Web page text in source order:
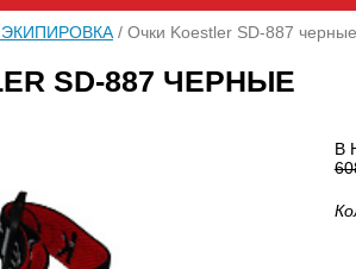
/ Очки Koestler SD-887 черные
SD-887 ЧЕРНЫЕ
В